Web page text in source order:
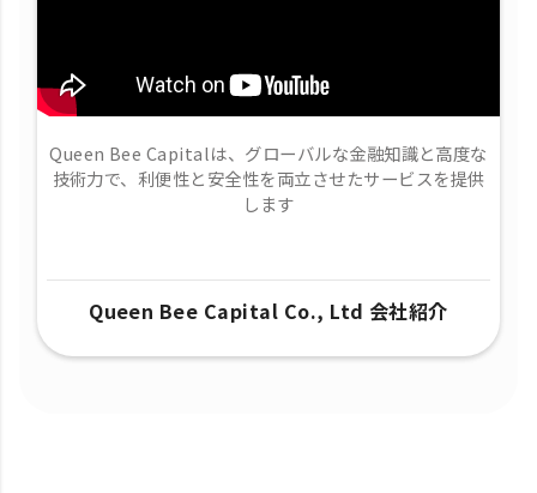
Queen Bee Capitalは、グローバルな金融知識と高度な
技術力で、​利便性と安全性を両立させたサービスを提供
します
Queen Bee Capital Co., Ltd 会社紹介